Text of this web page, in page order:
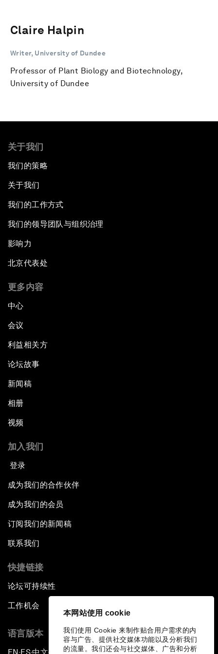
本网站使用 cookie
我们使用 Cookie 来制作贴合用户需求的内
容与广告、提供社交媒体功能以及分析我们
的流量。我们还会与社交媒体、广告和分析
Claire Halpin
Writer, University of Dundee
Professor of Plant Biology and Biotechnology,
University of Dundee
关于我们
我们的策略
关于我们
我们的工作方式
我们的领导团队与组织治理
影响力
北京代表处
更多内容
中心
会议
利益相关方
论坛故事
新闻稿
相册
视频
加入我们
登录
成为我们的合作伙伴
成为我们的会员
订阅我们的新闻稿
联系我们
快捷链接
论坛可持续性
工作机会
语言版本
▪ ▪ ▪